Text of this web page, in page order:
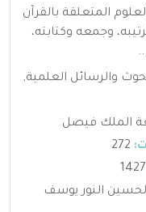
المتعلقة بالقرآن
وجمعه وكتابته،
والرسائل العلمية,
الملك فيصل
النور يوسف